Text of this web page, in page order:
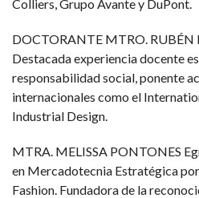
Colliers, Grupo Avante y DuPont.
DOCTORANTE MTRO. RUBÉN
Destacada experiencia docente
responsabilidad social, ponente
internacionales como el
Industrial Design.
MTRA. MELISSA PONTONES
en Mercadotecnia Estratégica
Fashion. Fundadora de la